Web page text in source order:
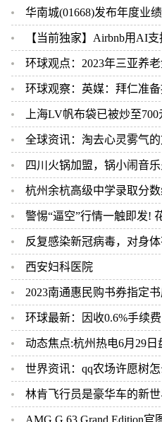
华南城(01668)发布年度业绩，股东应占
【当前独家】Airbnb用AI支持
环球观点：2023年三亚养老金调整方案
环球观察：英媒：拜仁准备提高
上海LV帆布袋已被炒至700元！媒体称
全球资讯：淘去心灵雾气
四川火锅加盟，锅小闹音乐火锅加
杭州余杭高级中学录取分数
警惕“逼空”行情一触即发! 花旗筛
反复感染新冠病毒，对身体有哪些
西安妇科医院
2023南通惠民购书券指定书
环球最新：因收0.6%手续
动态焦点:杭州热电6月29日
世界资讯：qq农场许愿树怎么
林肯飞行员是豪华车的新
AMG G 63 Grand Edition官